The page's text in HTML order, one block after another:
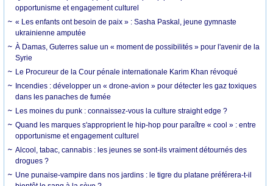
opportunisme et engagement culturel
« Les enfants ont besoin de paix » : Sasha Paskal, jeune gymnaste
ukrainienne amputée
À Damas, Guterres salue un « moment de possibilités » pour l'avenir de la
Syrie
Le Procureur de la Cour pénale internationale Karim Khan révoqué
Incendies : développer un « drone-avion » pour détecter les gaz toxiques
dans les panaches de fumée
Les moines du punk : connaissez-vous la culture straight edge ?
Quand les marques s'approprient le hip-hop pour paraître « cool » : entre
opportunisme et engagement culturel
Alcool, tabac, cannabis : les jeunes se sont-ils vraiment détournés des
drogues ?
Une punaise-vampire dans nos jardins : le tigre du platane préférera-t-il